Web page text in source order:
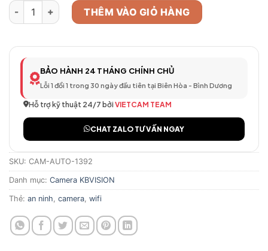
Camera WiFi Thông Minh Model 393 – Full HD số lượng
THÊM VÀO GIỎ HÀNG
BẢO HÀNH 24 THÁNG CHÍNH CHỦ
Lỗi 1 đổi 1 trong 30 ngày đầu tiên tại Biên Hòa - Bình Dương
Hỗ trợ kỹ thuật 24/7 bởi VIETCAM TEAM
CHAT ZALO TƯ VẤN NGAY
SKU: CAM-AUTO-1392
Danh mục: Camera KBVISION
Thẻ: an ninh camera wifi